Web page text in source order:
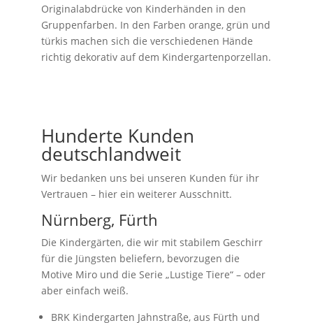
Originalabdrücke von Kinderhänden in den
Gruppenfarben. In den Farben orange, grün und
türkis machen sich die verschiedenen Hände
richtig dekorativ auf dem Kindergartenporzellan.
Hunderte Kunden
deutschlandweit
Wir bedanken uns bei unseren Kunden für ihr
Vertrauen – hier ein weiterer Ausschnitt.
Nürnberg, Fürth
Die Kindergärten, die wir mit stabilem Geschirr
für die Jüngsten beliefern, bevorzugen die
Motive Miro und die Serie „Lustige Tiere“ – oder
aber einfach weiß.
BRK Kindergarten Jahnstraße, aus Fürth und